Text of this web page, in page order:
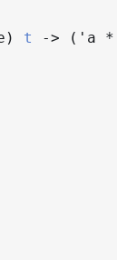
) t -> ( 'a *